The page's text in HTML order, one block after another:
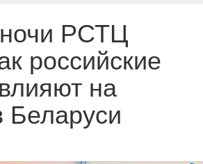
РСТЦ
российские
на
Беларуси